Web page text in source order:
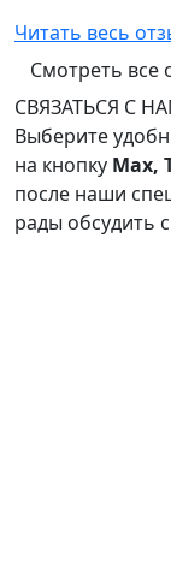
Читать весь
Смотреть все
СВЯЗАТЬСЯ С
Выберите
на кнопку Max,
после наши
рады обсудить